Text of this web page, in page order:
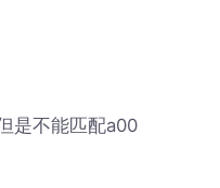
是不能匹配a00